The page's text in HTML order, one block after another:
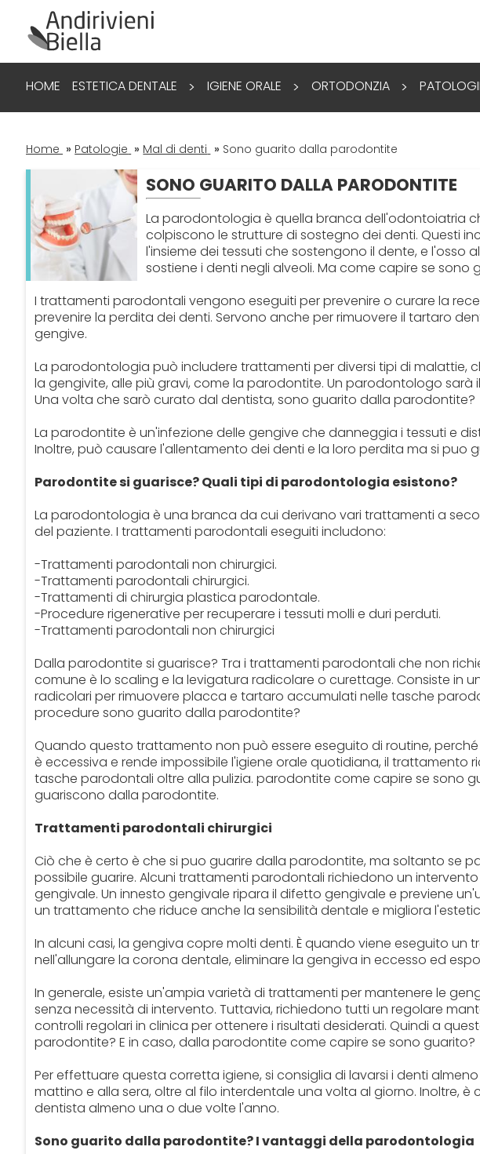
HOME ESTETICA DENTALE > IGIENE ORALE > ORTODONZIA >
Home » Patologie » Mal di denti » Sono guarito dalla parodontite
SONO GUARITO DALLA PARODONTITE
La parodontologia è quella branca dell'odontoiatria
colpiscono le strutture di sostegno dei denti. Questi
l'insieme dei tessuti che sostengono il dente, e l'osso
sostiene i denti negli alveoli. Ma come capire se
I trattamenti parodontali vengono eseguiti per prevenire o curare la
prevenire la perdita dei denti. Servono anche per rimuovere il tartaro
gengive.
La parodontologia può includere trattamenti per diversi tipi di malattie,
la gengivite, alle più gravi, come la parodontite. Un parodontologo
Una volta che sarò curato dal dentista, sono guarito dalla parodontite?
La parodontite è un'infezione delle gengive che danneggia i tessuti e
Inoltre, può causare l'allentamento dei denti e la loro perdita ma si puo
Parodontite si guarisce? Quali tipi di parodontologia esistono?
La parodontologia è una branca da cui derivano vari trattamenti a
del paziente. I trattamenti parodontali eseguiti includono:
-Trattamenti parodontali non chirurgici.
-Trattamenti parodontali chirurgici.
-Trattamenti di chirurgia plastica parodontale.
-Procedure rigenerative per recuperare i tessuti molli e duri perduti.
-Trattamenti parodontali non chirurgici
Dalla parodontite si guarisce? Tra i trattamenti parodontali che non
comune è lo scaling e la levigatura radicolare o curettage. Consiste in
radicolari per rimuovere placca e tartaro accumulati nelle tasche
procedure sono guarito dalla parodontite?
Quando questo trattamento non può essere eseguito di routine,
è eccessiva e rende impossibile l'igiene orale quotidiana, il trattamento
tasche parodontali oltre alla pulizia. parodontite come capire se sono
guariscono dalla parodontite.
Trattamenti parodontali chirurgici
Ciò che è certo è che si puo guarire dalla parodontite, ma soltanto se
possibile guarire. Alcuni trattamenti parodontali richiedono un
gengivale. Un innesto gengivale ripara il difetto gengivale e previene
un trattamento che riduce anche la sensibilità dentale e migliora
In alcuni casi, la gengiva copre molti denti. È quando viene eseguito
nell'allungare la corona dentale, eliminare la gengiva in eccesso ed
In generale, esiste un'ampia varietà di trattamenti per mantenere le
senza necessità di intervento. Tuttavia, richiedono tutti un regolare
controlli regolari in clinica per ottenere i risultati desiderati. Quindi a
parodontite? E in caso, dalla parodontite come capire se sono guarito?
Per effettuare questa corretta igiene, si consiglia di lavarsi i denti
mattino e alla sera, oltre al filo interdentale una volta al giorno. Inoltre, è
dentista almeno una o due volte l'anno.
Sono guarito dalla parodontite? I vantaggi della parodontologia